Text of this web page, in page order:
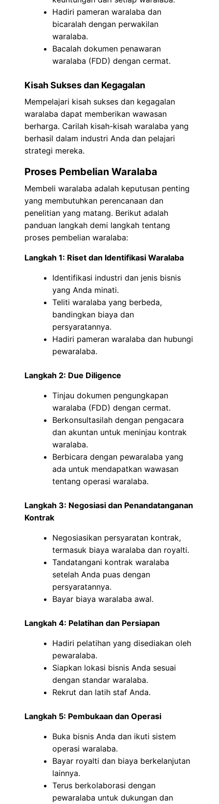
Hadiri pameran waralaba dan
bicaralah dengan perwakilan
waralaba.
Bacalah dokumen penawaran
waralaba (FDD) dengan cermat.
Kisah Sukses dan Kegagalan
Mempelajari kisah sukses dan kegagalan
waralaba dapat memberikan wawasan
berharga. Carilah kisah-kisah waralaba yang
berhasil dalam industri Anda dan pelajari
strategi mereka.
Proses Pembelian Waralaba
Membeli waralaba adalah keputusan penting
yang membutuhkan perencanaan dan
penelitian yang matang. Berikut adalah
panduan langkah demi langkah tentang
proses pembelian waralaba:
Langkah 1: Riset dan Identifikasi Waralaba
Identifikasi industri dan jenis bisnis
yang Anda minati.
Teliti waralaba yang berbeda,
bandingkan biaya dan
persyaratannya.
Hadiri pameran waralaba dan hubungi
pewaralaba.
Langkah 2: Due Diligence
Tinjau dokumen pengungkapan
waralaba (FDD) dengan cermat.
Berkonsultasilah dengan pengacara
dan akuntan untuk meninjau kontrak
waralaba.
Berbicara dengan pewaralaba yang
ada untuk mendapatkan wawasan
tentang operasi waralaba.
Langkah 3: Negosiasi dan Penandatanganan
Kontrak
Negosiasikan persyaratan kontrak,
termasuk biaya waralaba dan royalti.
Tandatangani kontrak waralaba
setelah Anda puas dengan
persyaratannya.
Bayar biaya waralaba awal.
Langkah 4: Pelatihan dan Persiapan
Hadiri pelatihan yang disediakan oleh
pewaralaba.
Siapkan lokasi bisnis Anda sesuai
dengan standar waralaba.
Rekrut dan latih staf Anda.
Langkah 5: Pembukaan dan Operasi
Buka bisnis Anda dan ikuti sistem
operasi waralaba.
Bayar royalti dan biaya berkelanjutan
lainnya.
Terus berkolaborasi dengan
pewaralaba untuk dukungan dan